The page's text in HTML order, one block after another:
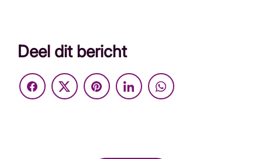
Deel dit bericht